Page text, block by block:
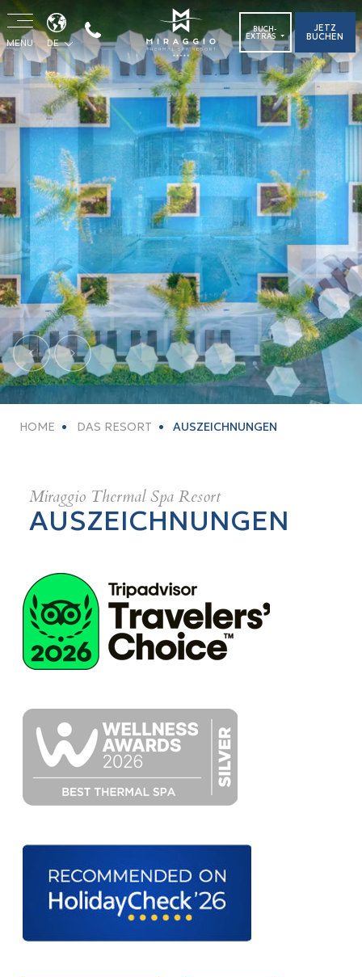
MENU DE
BUCH-
EXTRAS
JETZ
BUCHEN
PreviousNext
HOME DAS RESORT AUSZEICHNUNGEN
Miraggio Thermal Spa Resort
AUSZEICHNUNGEN